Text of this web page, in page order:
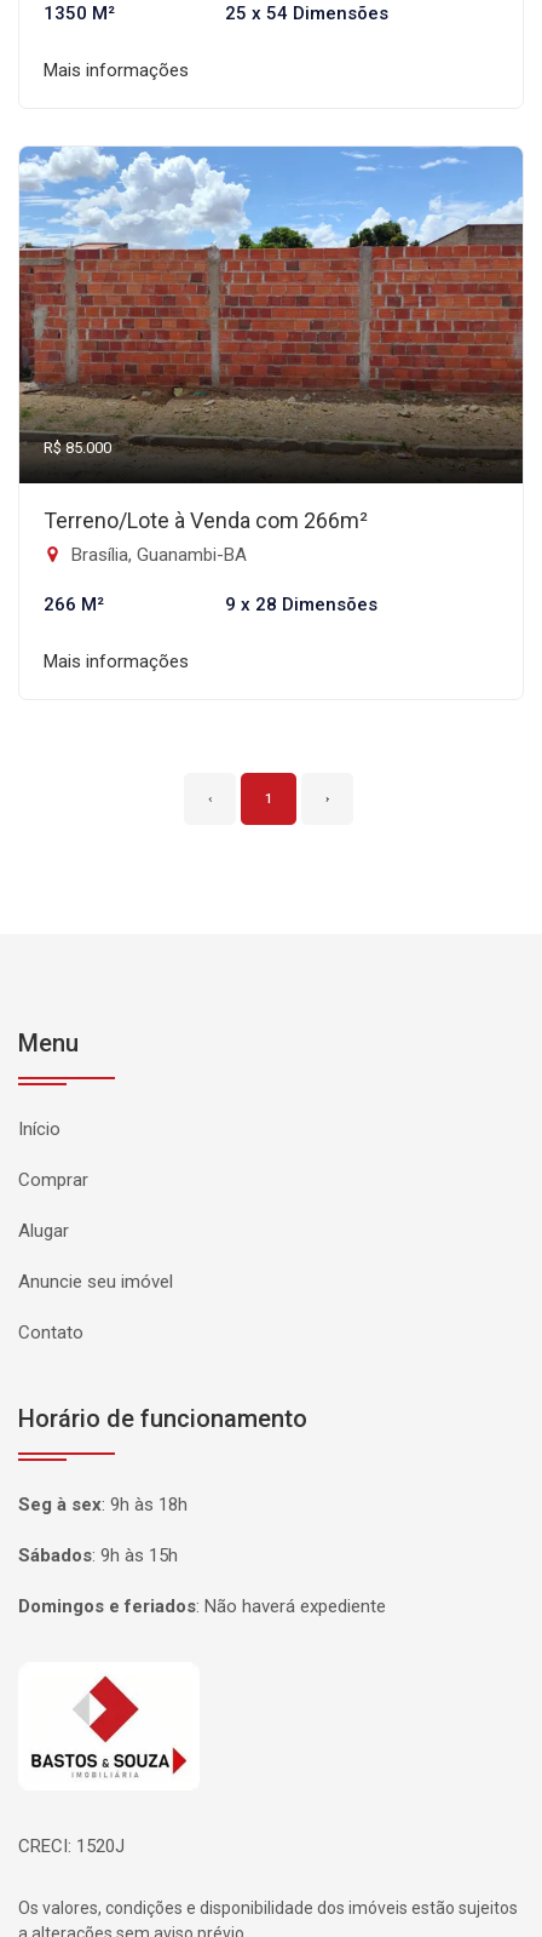
1350 M² 25 x 54 Dimensões
Mais informações
R$ 85.000
Terreno/Lote à Venda com 266m²
Brasília, Guanambi-BA
266 M² 9 x 28 Dimensões
Mais informações
‹ 1 ›
Menu
Início
Comprar
Alugar
Anuncie seu imóvel
Contato
Horário de funcionamento
Seg à sex: 9h às 18h
Sábados: 9h às 15h
Domingos e feriados: Não haverá expediente
Página inicial
CRECI: 1520J
Os valores, condições e disponibilidade dos imóveis estão sujeitos